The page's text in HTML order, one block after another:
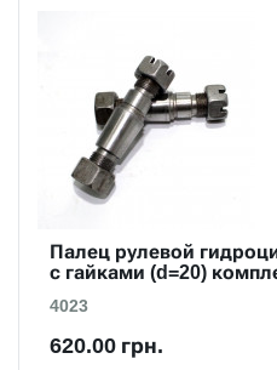
Палец рулевой
с гайками (d=20)
4023
620.00 грн.